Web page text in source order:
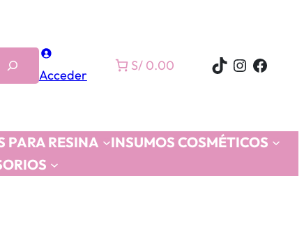
Acceder
S/ 0.00 TikTok
PARA RESINA
INSUMOS COSMÉTICOS